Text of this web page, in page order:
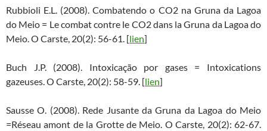
Rubbioli E.L. (2008). Combatendo o CO2 na Gruna da Lagoa
do Meio = Le combat contre le CO2 dans la Gruna da Lagoa do
Meio. O Carste, 20(2): 56-61. [lien]
Buch J.P. (2008). Intoxicação por gases = Intoxications
gazeuses. O Carste, 20(2): 58-59. [lien]
Sausse O. (2008). Rede Jusante da Gruna da Lagoa do Meio
=Réseau amont de la Grotte de Meio. O Carste, 20(2): 62-67.